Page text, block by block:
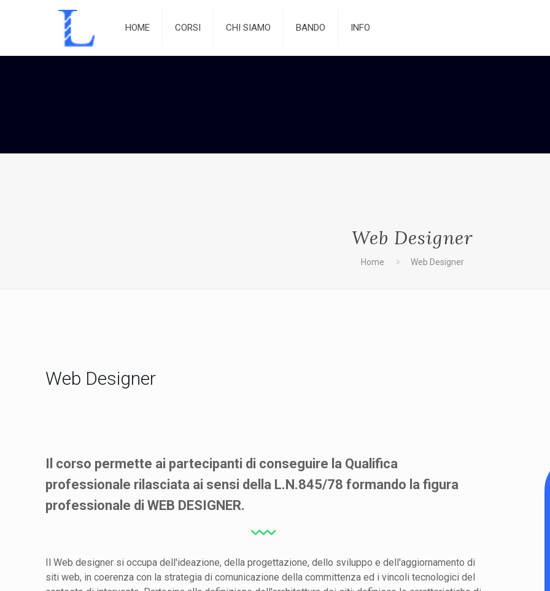
HOME CORSI CHI SIAMO BANDO INFO
Web Designer
Home Web Designer
Web Designer
Il corso permette ai partecipanti di conseguire la Qualifica
professionale rilasciata ai sensi della L.N.845/78 formando la figura
professionale di WEB DESIGNER.
Il Web designer si occupa dell'ideazione, della progettazione, dello sviluppo e dell'aggiornamento di
siti web, in coerenza con la strategia di comunicazione della committenza ed i vincoli tecnologici del